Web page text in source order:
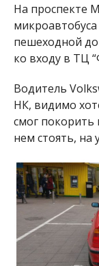
На проспекте
микроавтобуса
пешеходной
ко входу в ТЦ
Водитель
НК, видимо
смог покорить
нем стоять, на